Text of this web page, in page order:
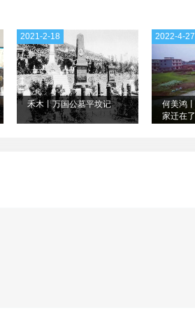
禾木丨万国公墓平坟记
2021-2-18
何美鸿
家迁在
2022-4-27